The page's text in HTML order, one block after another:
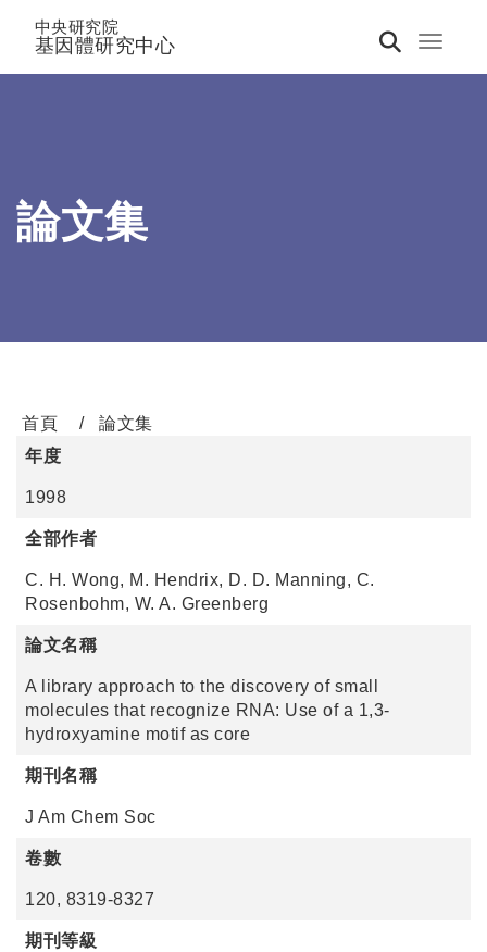
Toggle
中央研究院
基因體研究中心
論文集
首頁
論文集
年度
1998
全部作者
C. H. Wong, M. Hendrix, D. D. Manning, C.
Rosenbohm, W. A. Greenberg
論文名稱
A library approach to the discovery of small
molecules that recognize RNA: Use of a 1,3-
hydroxyamine motif as core
期刊名稱
J Am Chem Soc
卷數
120, 8319-8327
期刊等級